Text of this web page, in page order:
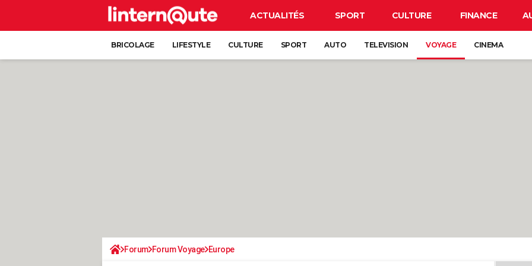
ACTUALITÉS SPORT CULTURE FINANCE
BRICOLAGE LIFESTYLE CULTURE SPORT AUTO TELEVISION VOYAGE CINEMA
Forum Forum Voyage Europe